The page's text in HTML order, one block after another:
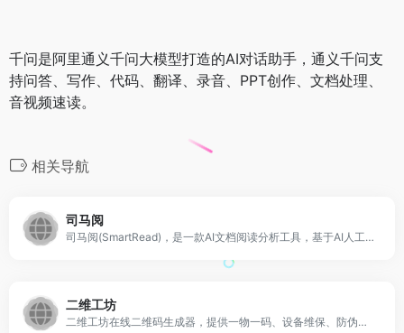
千问是阿里通义千问大模型打造的AI对话助手，通义千问支
持问答、写作、代码、翻译、录音、PPT创作、文档处理、
音视频速读。
相关导航
司马阅
司马阅(SmartRead)，是一款AI文档阅读分析工具，基于AI人工智能技术、智能文档技术，快速从复杂文档提取信息。 通过聊天互动形式，精准、灵活地获取关键信息及灵感，极大节省文档阅读和信息检索时间，高效应用于工作、学习场景，如读行业市场报告、产品手册、法律文档、论文文献、电子书等。AI智能革命已经到来，这只是一个开始！
二维工坊
二维工坊在线二维码生成器，提供一物一码、设备维保、防伪溯源等行业解决方案，可制作名片、地图导航、wifi、PDF文件、相册、音视频等二维码和小程序，低代码页面设计可自己DIY小程序和定制二维码营销解决方案。